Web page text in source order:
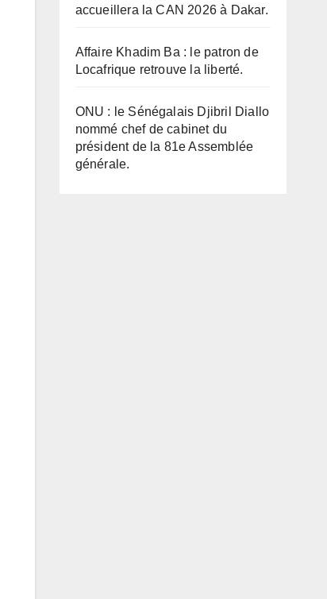
accueillera la CAN 2026 à Dakar.
Affaire Khadim Ba : le patron de
Locafrique retrouve la liberté.
ONU : le Sénégalais Djibril Diallo
nommé chef de cabinet du
président de la 81e Assemblée
générale.